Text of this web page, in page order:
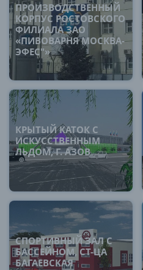
ПРОИЗВОДСТВЕННЫЙ
КОРПУС РОСТОВСКОГО
ФИЛИАЛА ЗАО
«ПИВОВАРНЯ МОСКВА-
ЭФЕС"»
КРЫТЫЙ КАТОК С
ИСКУССТВЕННЫМ
ЛЬДОМ, Г. АЗОВ
СПОРТИВНЫЙ ЗАЛ С
БАССЕЙНОМ, СТ-ЦА
БАГАЕВСКАЯ